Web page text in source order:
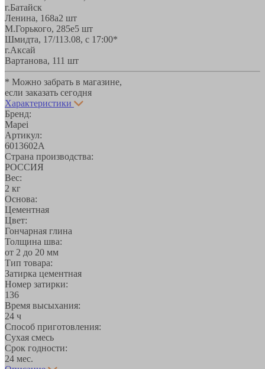
г.Батайск
Ленина, 168а2 шт
М.Горького, 285е5 шт
Шмидта, 17/113.08, с 17:00*
г.Аксай
Вартанова, 111 шт
* Можно забрать в магазине,
если заказать сегодня
Характеристики
Бренд:
Mapei
Артикул:
6013602A
Страна производства:
РОССИЯ
Вес:
2 кг
Основа:
Цементная
Цвет:
Гончарная глина
Толщина шва:
от 2 до 20 мм
Тип товара:
Затирка цементная
Номер затирки:
136
Время высыхания:
24 ч
Способ приготовления:
Сухая смесь
Срок годности:
24 мес.